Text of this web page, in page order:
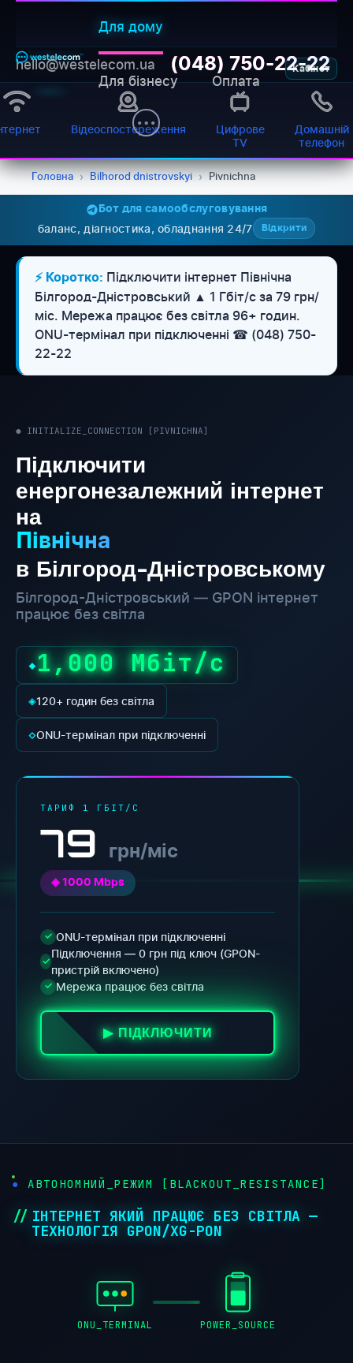
Для дому
Для бізнесу Оплата
Кабінет
hello@westelecom.ua (048) 750-22-22
Відеоспостереження
Цифрове
TV
Домашній
телефон
Головна › Bilhorod dnistrovskyi › Pivnichna
Бот для самообслуговування
баланс, діагностика, обладнання 24/7 Відкрити
⚡ Коротко: Підключити інтернет Північна
Білгород-Дністровський ▲ 1 Гбіт/с за 79 грн/
міс. Мережа працює без світла 96+ годин.
ONU-термінал при підключенні ☎ (048) 750-
22-22
● INITIALIZE_CONNECTION [PIVNICHNA]
Підключити
енергонезалежний інтернет
на
Північна
в Білгород-Дністровському
Білгород-Дністровський — GPON інтернет
працює без світла
◆1,000 Мбіт/с
◈120+ годин без світла
◇ONU-термінал при підключенні
ТАРИФ 1 ГБІТ/С
79 грн/міс
◈ 1000 Mbps
✓ ONU-термінал при підключенні
✓
Підключення — 0 грн під ключ (GPON-
пристрій включено)
✓ Мережа працює без світла
▶ ПІДКЛЮЧИТИ
АВТОНОМНИЙ_РЕЖИМ [BLACKOUT_RESISTANCE]
ІНТЕРНЕТ ЯКИЙ ПРАЦЮЄ БЕЗ СВІТЛА —
ТЕХНОЛОГІЯ GPON/XG-PON
ONU_TERMINAL POWER_SOURCE
WESTELECOM
Онлайн-підтримка